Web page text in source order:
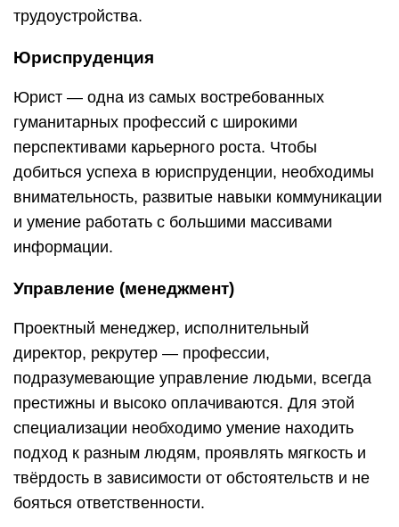
трудоустройства.
Юриспруденция
Юрист — одна из самых востребованных
гуманитарных профессий с широкими
перспективами карьерного роста. Чтобы
добиться успеха в юриспруденции, необходимы
внимательность, развитые навыки коммуникации
и умение работать с большими массивами
информации.
Управление (менеджмент)
Проектный менеджер, исполнительный
директор, рекрутер — профессии,
подразумевающие управление людьми, всегда
престижны и высоко оплачиваются. Для этой
специализации необходимо умение находить
подход к разным людям, проявлять мягкость и
твёрдость в зависимости от обстоятельств и не
бояться ответственности.